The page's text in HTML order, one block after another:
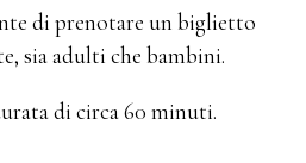
di prenotare un biglietto
sia adulti che bambini.
di circa 60 minuti.